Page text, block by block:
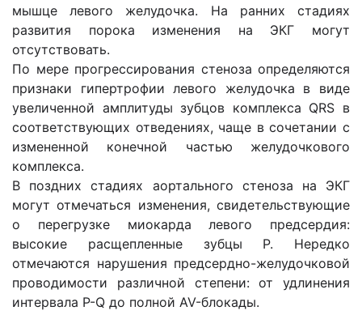
мышце левого желудочка. На ранних стадиях
развития порока изменения на ЭКГ могут
отсутствовать.
По мере прогрессирования стеноза определяются
признаки гипертрофии левого желудочка в виде
увеличенной амплитуды зубцов комплекса QRS в
соответствующих отведениях, чаще в сочетании с
измененной конечной частью желудочкового
комплекса.
В поздних стадиях аортального стеноза на ЭКГ
могут отмечаться изменения, свидетельствующие
о перегрузке миокарда левого предсердия:
высокие расщепленные зубцы Р. Нередко
отмечаются нарушения предсердно-желудочковой
проводимости различной степени: от удлинения
интервала P-Q до полной AV-блокады.